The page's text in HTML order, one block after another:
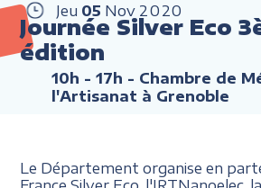
Jeu 05 Nov 2020
Journée Silver Eco
édition
10h - 17h - Chambre de
l'Artisanat à Grenoble
Le Département organise en
France Silver Eco, l'IRTNanoelec,